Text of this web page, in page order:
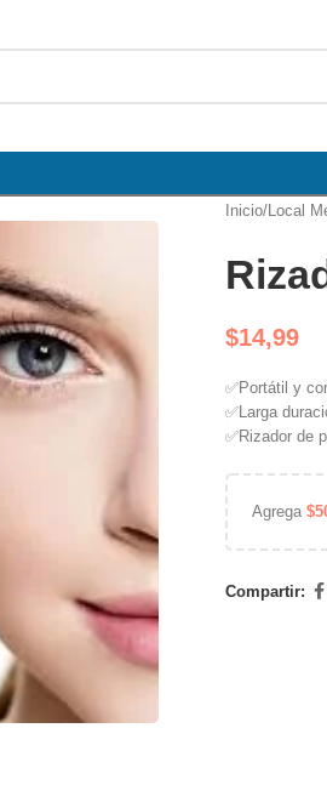
Inicio/Local
$14,99
✅Portátil y
✅Larga
✅Rizador de
Agrega $
Compartir: